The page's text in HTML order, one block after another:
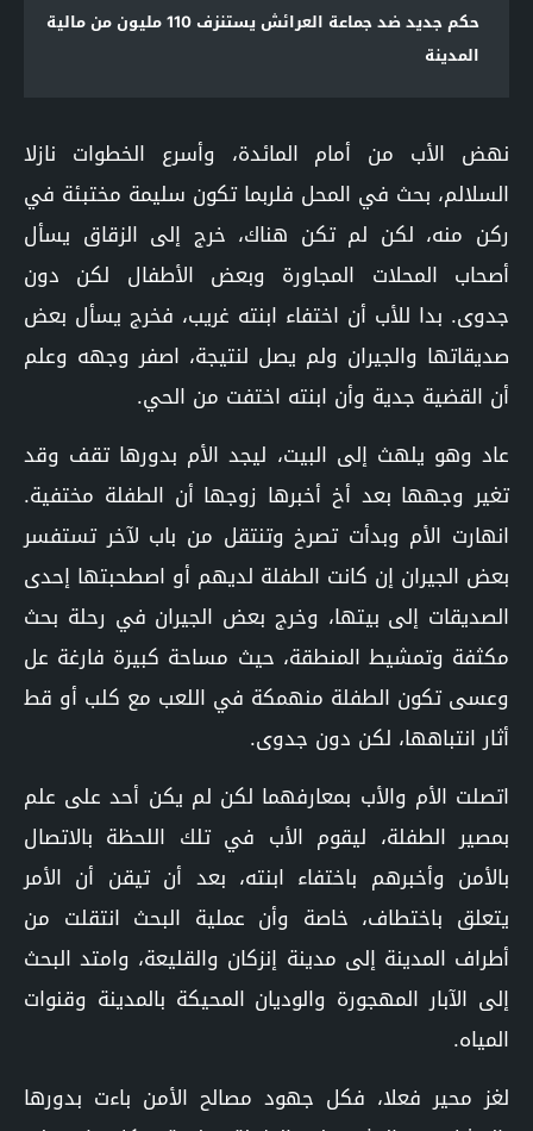
حكم جديد ضد جماعة العرائش يستنزف 110 مليون من مالية
المدينة
نهض الأب من أمام المائدة، وأسرع الخطوات نازلا
السلالم، بحث في المحل فلربما تكون سليمة مختبئة في
ركن منه، لكن لم تكن هناك، خرج إلى الزقاق يسأل
أصحاب المحلات المجاورة وبعض الأطفال لكن دون
جدوى. بدا للأب أن اختفاء ابنته غريب، فخرج يسأل بعض
صديقاتها والجيران ولم يصل لنتيجة، اصفر وجهه وعلم
أن القضية جدية وأن ابنته اختفت من الحي.
عاد وهو يلهث إلى البيت، ليجد الأم بدورها تقف وقد
تغير وجهها بعد أخ أخبرها زوجها أن الطفلة مختفية.
انهارت الأم وبدأت تصرخ وتنتقل من باب لآخر تستفسر
بعض الجيران إن كانت الطفلة لديهم أو اصطحبتها إحدى
الصديقات إلى بيتها، وخرج بعض الجيران في رحلة بحث
مكثفة وتمشيط المنطقة، حيث مساحة كبيرة فارغة عل
وعسى تكون الطفلة منهمكة في اللعب مع كلب أو قط
أثار انتباهها، لكن دون جدوى.
اتصلت الأم والأب بمعارفهما لكن لم يكن أحد على علم
بمصير الطفلة، ليقوم الأب في تلك اللحظة بالاتصال
بالأمن وأخبرهم باختفاء ابنته، بعد أن تيقن أن الأمر
يتعلق باختطاف، خاصة وأن عملية البحث انتقلت من
أطراف المدينة إلى مدينة إنزكان والقليعة، وامتد البحث
إلى الآبار المهجورة والوديان المحيكة بالمدينة وقنوات
المياه.
لغز محير فعلا، فكل جهود مصالح الأمن باءت بدورها